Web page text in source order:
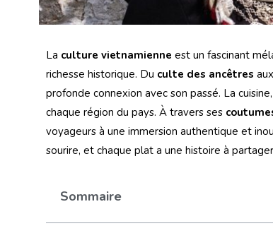
La culture vietnamienne est un fascinant
richesse historique. Du culte des ancêtres
profonde connexion avec son passé. La
chaque région du pays. À travers ses
voyageurs à une immersion authentique et
sourire, et chaque plat a une histoire à
Sommaire